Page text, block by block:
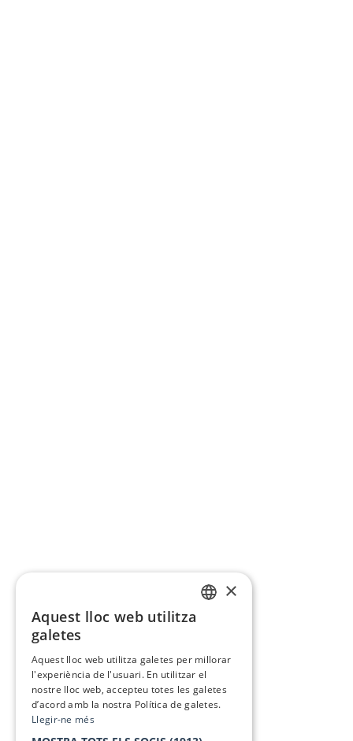
×
Aquest lloc web utilitza
galetes
Aquest lloc web utilitza galetes per millorar
l'experiència de l'usuari. En utilitzar el
nostre lloc web, accepteu totes les galetes
d’acord amb la nostra Política de galetes.
Llegir-ne més